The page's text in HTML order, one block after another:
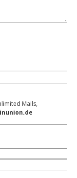
Mails,